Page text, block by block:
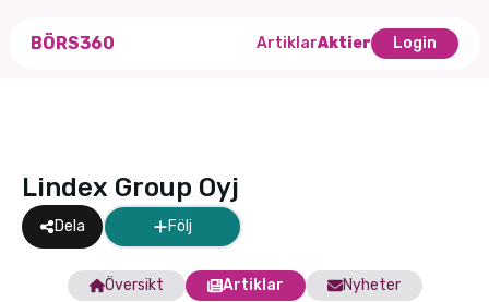
BÖRS360 ArtiklarAktier Login
Lindex Group Oyj
Dela Följ
Översikt Artiklar Nyheter